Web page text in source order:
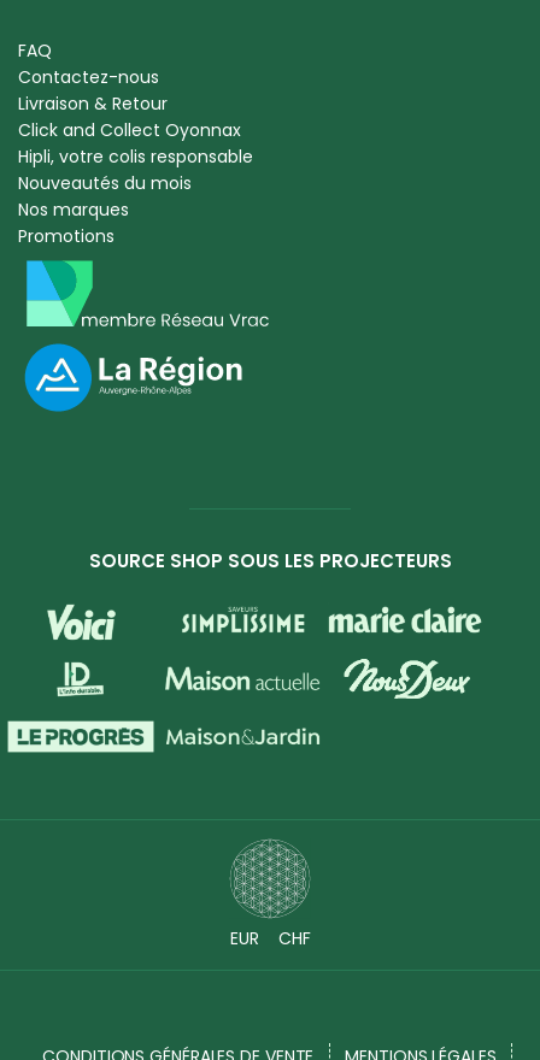
FAQ
Contactez-nous
Livraison & Retour
Click and Collect Oyonnax
Hipli, votre colis responsable
Nouveautés du mois
Nos marques
Promotions
SOURCE SHOP SOUS LES PROJECTEURS
EUR CHF